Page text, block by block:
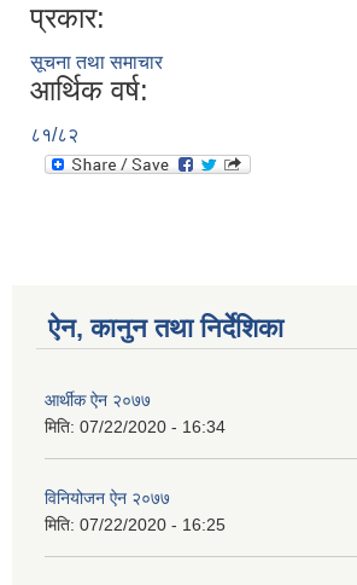
प्रकार:
सूचना तथा समाचार
आर्थिक वर्ष:
८१/८२
ऐन, कानुन तथा निर्देशिका
आर्थीक ऐन २०७७
मिति: 07/22/2020 - 16:34
विनियोजन ऐन २०७७
मिति: 07/22/2020 - 16:25